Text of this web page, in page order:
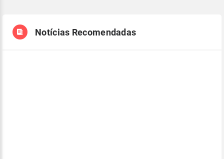
Notícias Recomendadas